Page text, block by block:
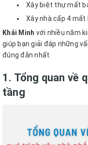
Xây biệt thự mất
Xây nhà cấp 4 mất
Khải Minh với nhiều năm
giúp bạn giải đáp những
đúng đắn nhất.
1. Tổng quan về
tầng